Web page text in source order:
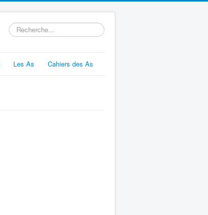
Rechercher
Les As Cahiers des As